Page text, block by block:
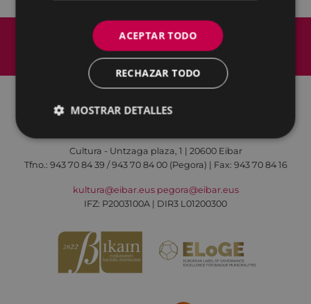
Mapa del Sitio
Aviso legal
Política de cookies
Contacto
Cultura - Untzaga plaza, 1 | 20600 Eibar
Tfno.: 943 70 84 39 / 943 70 84 00 (Pegora) | Fax: 943 70 84 16
kultura@eibar.eus pegora@eibar.eus
IFZ: P2003100A | DIR3 L01200300
ACEPTAR TODO
RECHAZAR TODO
MOSTRAR DETALLES